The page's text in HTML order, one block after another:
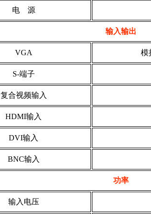
电 源
输入输出
VGA 模
S-端子
复合视频输入
HDMI输入
DVI输 入
BNC输入
功率
输入电压